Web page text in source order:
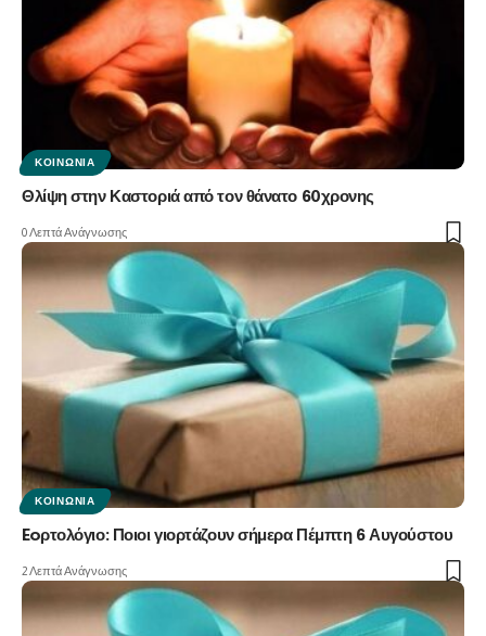
ΚΟΙΝΩΝΊΑ
Θλίψη στην Καστοριά από τον θάνατο 60χρονης
0 Λεπτά Ανάγνωσης
ΚΟΙΝΩΝΊΑ
Eoρτολόγιο: Ποιοι γιορτάζουν σήμερα Πέμπτη 6 Αυγούστου
2 Λεπτά Ανάγνωσης